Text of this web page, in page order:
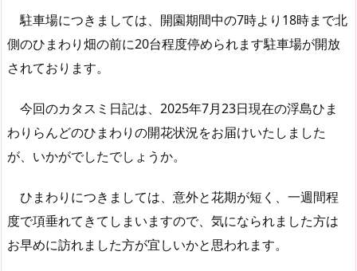
駐車場につきましては、開園期間中の7時より18時まで北
側のひまわり畑の前に20台程度停められます駐車場が開放
されております。
今回のカタスミ日記は、2025年7月23日現在の浮島ひま
わりらんどのひまわりの開花状況をお届けいたしました
が、いかがでしたでしょうか。
ひまわりにつきましては、意外と花期が短く、一週間程
度で項垂れてきてしまいますので、気になられました方は
お早めに訪れました方が宜しいかと思われます。